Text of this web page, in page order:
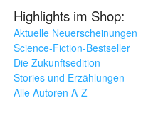
Highlights im Shop:
Aktuelle Neuerscheinungen
Science-Fiction-Bestseller
Die Zukunftsedition
Stories und Erzählungen
Alle Autoren A-Z